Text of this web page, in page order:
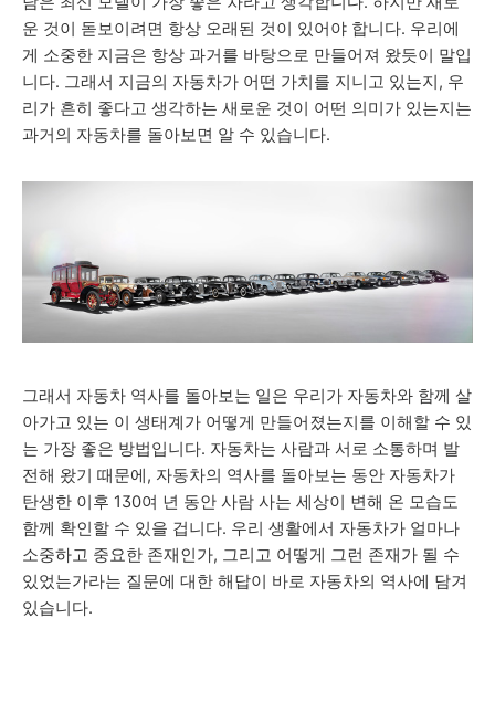
운 것이 돋보이려면 항상 오래된 것이 있어야 합니다. 우리에
게 소중한 지금은 항상 과거를 바탕으로 만들어져 왔듯이 말입
니다. 그래서 지금의 자동차가 어떤 가치를 지니고 있는지, 우
리가 흔히 좋다고 생각하는 새로운 것이 어떤 의미가 있는지는
과거의 자동차를 돌아보면 알 수 있습니다.
그래서 자동차 역사를 돌아보는 일은 우리가 자동차와 함께 살
아가고 있는 이 생태계가 어떻게 만들어졌는지를 이해할 수 있
는 가장 좋은 방법입니다. 자동차는 사람과 서로 소통하며 발
전해 왔기 때문에, 자동차의 역사를 돌아보는 동안 자동차가
탄생한 이후 130여 년 동안 사람 사는 세상이 변해 온 모습도
함께 확인할 수 있을 겁니다. 우리 생활에서 자동차가 얼마나
소중하고 중요한 존재인가, 그리고 어떻게 그런 존재가 될 수
있었는가라는 질문에 대한 해답이 바로 자동차의 역사에 담겨
있습니다.